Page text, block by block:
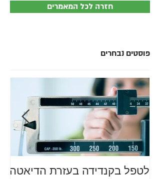
חזרה לכל המאמרים
פוסטים נבחרים
לטפל בקנדידה בעזרת הדיאטה